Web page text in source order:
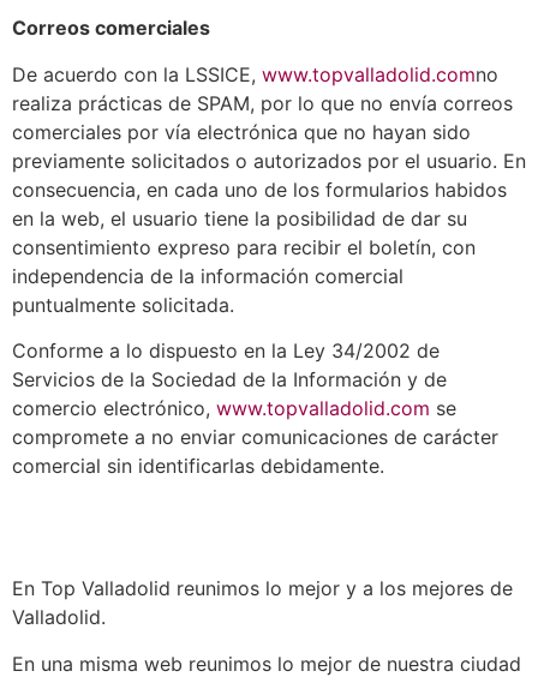
Correos comerciales
De acuerdo con la LSSICE, www.topvalladolid.comno
realiza prácticas de SPAM, por lo que no envía correos
comerciales por vía electrónica que no hayan sido
previamente solicitados o autorizados por el usuario. En
consecuencia, en cada uno de los formularios habidos
en la web, el usuario tiene la posibilidad de dar su
consentimiento expreso para recibir el boletín, con
independencia de la información comercial
puntualmente solicitada.
Conforme a lo dispuesto en la Ley 34/2002 de
Servicios de la Sociedad de la Información y de
comercio electrónico, www.topvalladolid.com se
compromete a no enviar comunicaciones de carácter
comercial sin identificarlas debidamente.
En Top Valladolid reunimos lo mejor y a los mejores de
Valladolid.
En una misma web reunimos lo mejor de nuestra ciudad